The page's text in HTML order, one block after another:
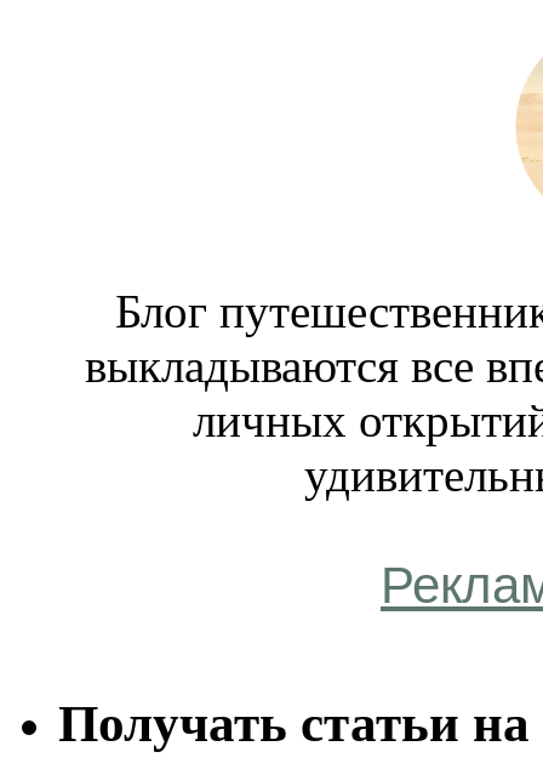
Блог
выкладываются все
личных
Получать статьи